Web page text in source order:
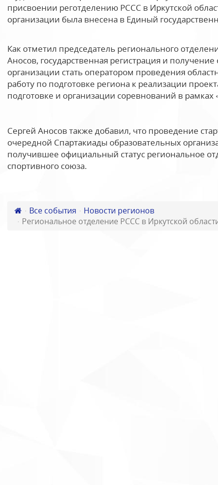
присвоении реготделению РССС в Иркутской
организации была внесена в Единый
Как отметил председатель регионального
Аносов, государственная регистрация и
организации стать оператором проведения
работу по подготовке региона к реализации
подготовке и организации соревнований в
Сергей Аносов также добавил, что проведение
очередной Спартакиады образовательных
получившее официальный статус региональное
спортивного союза.
Все события
Новости регионов
Региональное отделение РССС в Иркутской